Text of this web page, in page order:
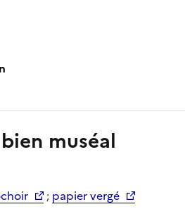
muséal
; papier vergé